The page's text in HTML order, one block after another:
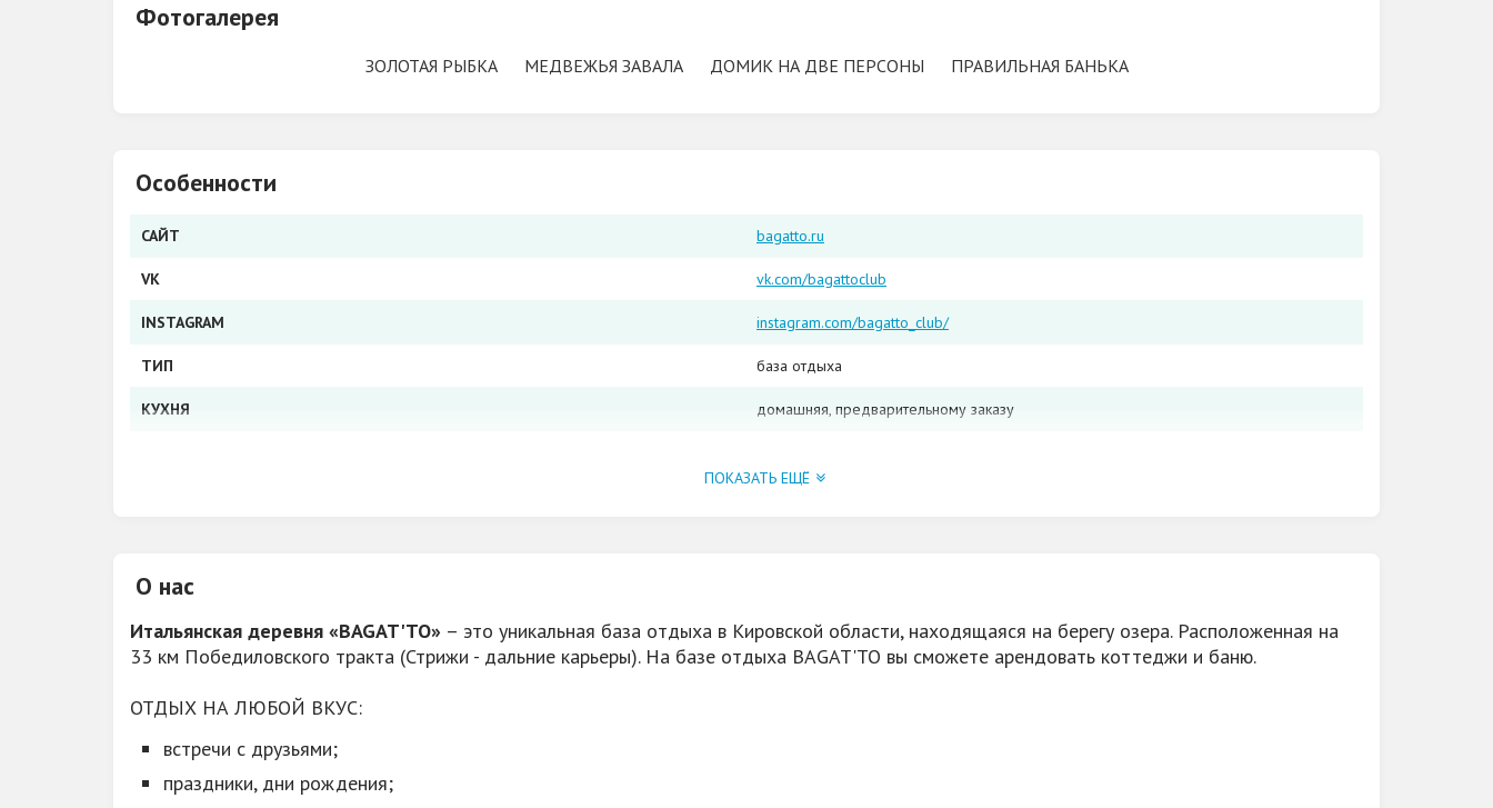
Фотогалерея
ЗОЛОТАЯ РЫБКА МЕДВЕЖЬЯ ЗАВАЛА ДОМИК НА ДВЕ ПЕРСОНЫ ПРАВИЛЬНАЯ БАНЬКА
Особенности
САЙТ bagatto.ru
VK vk.com/bagattoclub
INSTAGRAM instagram.com/bagatto_club/
ТИП база отдыха
КУХНЯ домашняя, предварительному заказу
ДОПОЛНИТЕЛЬНО
ПАРКОВКА да
НА ТЕРРИТОРИИ
ПОКАЗАТЬ ЕЩЁ
О нас
Итальянская деревня «BAGAT'TO» – это уникальная база отдыха в Кировской области, находящаяся на берегу озера. Расположенная на
33 км Победиловского тракта (Стрижи - дальние карьеры). На базе отдыха BAGAT'TO вы сможете арендовать коттеджи и баню.
ОТДЫХ НА ЛЮБОЙ ВКУС:
встречи с друзьями;
праздники, дни рождения;